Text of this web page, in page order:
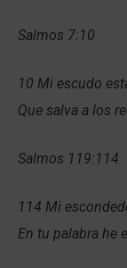
Salmos 7:10
10 Mi escudo
Que salva a los
Salmos 119:114
114 Mi
En tu palabra he